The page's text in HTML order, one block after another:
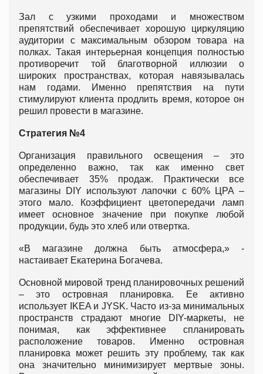
Зал с узкими проходами и множеством
препятствий обеспечивает хорошую циркуляцию
аудитории с максимальным обзором товара на
полках. Такая интерьерная концепция полностью
противоречит той благотворной иллюзии о
широких пространствах, которая навязывалась
нам годами. Именно препятствия на пути
стимулируют клиента продлить время, которое он
решил провести в магазине.
Стратегия №4
Организация правильного освещения – это
определенно важно, так как именно свет
обеспечивает 35% продаж. Практически все
магазины DIY используют лапочки с 60% ЦРА –
этого мало. Коэффициент цветопередачи ламп
имеет основное значение при покупке любой
продукции, будь это хлеб или отвертка.
«В магазине должна быть атмосфера,» -
настаивает Екатерина Богачева.
Основной мировой тренд планировочных решений
– это островная планировка. Ее активно
использует IKEA и JYSK. Часто из-за минимальных
пространств страдают многие DIY-маркеты, не
понимая, как эффективнее спланировать
расположение товаров. Именно островная
планировка может решить эту проблему, так как
она значительно минимизирует мертвые зоны.